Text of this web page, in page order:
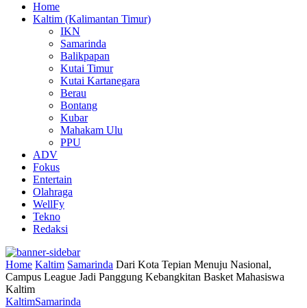
Home
Kaltim (Kalimantan Timur)
IKN
Samarinda
Balikpapan
Kutai Timur
Kutai Kartanegara
Berau
Bontang
Kubar
Mahakam Ulu
PPU
ADV
Fokus
Entertain
Olahraga
WellFy
Tekno
Redaksi
Home Kaltim Samarinda Dari Kota Tepian Menuju Nasional,
Campus League Jadi Panggung Kebangkitan Basket Mahasiswa
Kaltim
KaltimSamarinda